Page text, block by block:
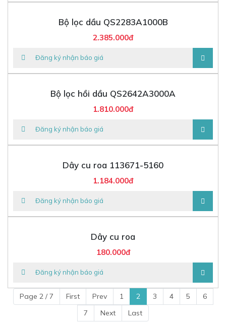
Bộ lọc dầu QS2283A1000B
2.385.000đ
Đăng ký nhận báo giá
Bộ lọc hồi dầu QS2642A3000A
1.810.000đ
Đăng ký nhận báo giá
Dây cu roa 113671-5160
1.184.000đ
Đăng ký nhận báo giá
Dây cu roa
180.000đ
Đăng ký nhận báo giá
Page 2 / 7 First Prev 1 2 3 4 5
6
7
Next Last